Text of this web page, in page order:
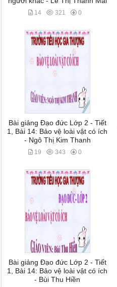
14 321 0
Bài giảng Đạo đức Lớp 2 - Tiết
1, Bài 14: Bảo vệ loài vật có ích
- Ngô Thị Kim Thanh
19 343 0
Bài giảng Đạo đức Lớp 2 - Tiết
1, Bài 14: Bảo vệ loài vật có ích
- Bùi Thu Hiền